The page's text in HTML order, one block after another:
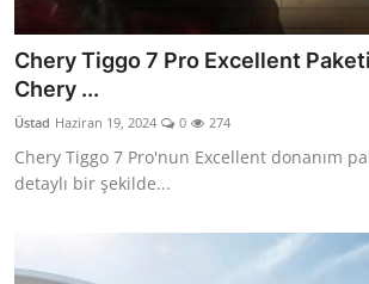
Chery Tiggo 7 Pro Excellent
Chery ...
Üstad Haziran 19, 2024 0 274
Chery Tiggo 7 Pro'nun Excellent donanım
detaylı bir şekilde...